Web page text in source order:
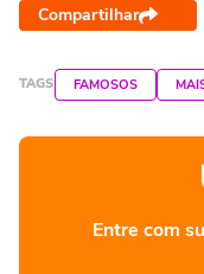
Compartilhar
TAGS FAMOSOS
Entre com